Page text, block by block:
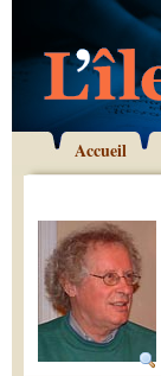
Accueil